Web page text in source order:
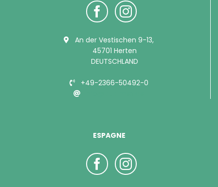
An der Vestischen 9-13,
45701 Herten
DEUTSCHLAND
+49-2366-50492-0
ESPAGNE